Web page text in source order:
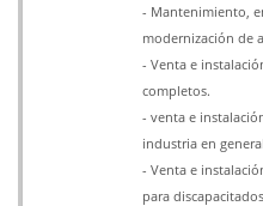
- Mantenimiento,
modernización de
- Venta e
completos.
- venta e
industria en
- Venta e
para